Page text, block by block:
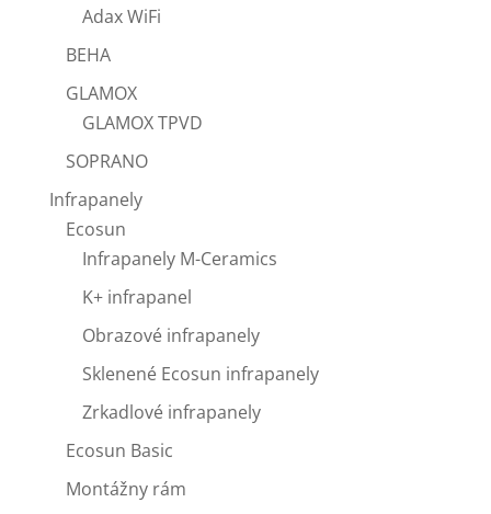
Adax WiFi
BEHA
GLAMOX
GLAMOX TPVD
SOPRANO
Infrapanely
Ecosun
Infrapanely M-Ceramics
K+ infrapanel
Obrazové infrapanely
Sklenené Ecosun infrapanely
Zrkadlové infrapanely
Ecosun Basic
Montážny rám